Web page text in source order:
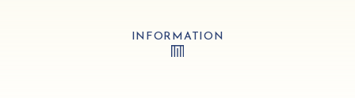
INFORMATION